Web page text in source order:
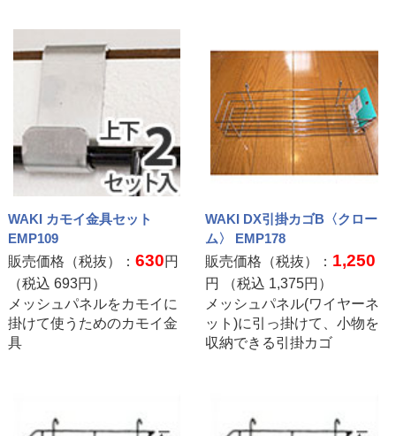
WAKI カモイ金具セット
EMP109
販売価格（税抜）： 630円
（税込 693円）
メッシュパネルをカモイに
掛けて使うためのカモイ金
具
WAKI DX引掛カゴB〈クロー
ム〉 EMP178
販売価格（税抜）： 1,250
円 （税込 1,375円）
メッシュパネル(ワイヤーネ
ット)に引っ掛けて、小物を
収納できる引掛カゴ